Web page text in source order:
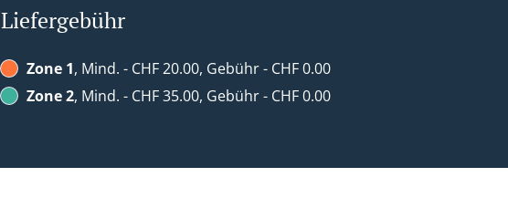
Liefergebühr
Zone 1, Mind. - CHF 20.00, Gebühr - CHF 0.00
Zone 2, Mind. - CHF 35.00, Gebühr - CHF 0.00